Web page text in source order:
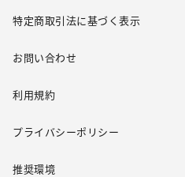
特定商取引法に基づく表示
お問い合わせ
利用規約
プライバシーポリシー
推奨環境